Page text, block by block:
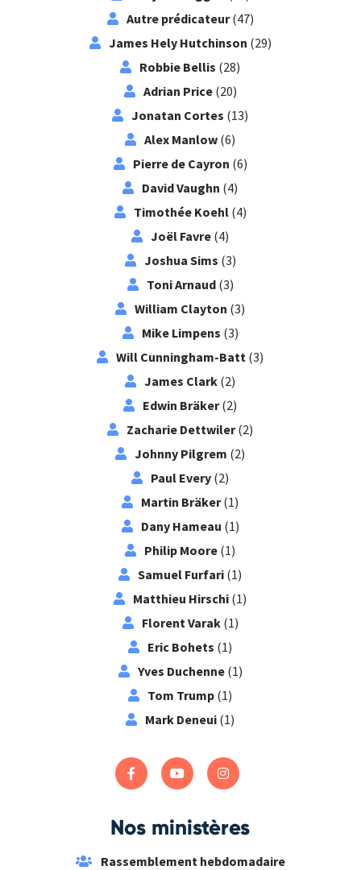
Autre prédicateur(47)
James Hely Hutchinson (29)
Robbie Bellis (28)
Adrian Price(20)
Jonatan Cortes (13)
Alex Manlow (6)
Pierre de Cayron (6)
David Vaughn (4)
Timothée Koehl(4)
Joël Favre (4)
Joshua Sims (3)
Toni Arnaud(3)
William Clayton (3)
Mike Limpens (3)
Will Cunningham-Batt (3)
James Clark (2)
Edwin Bräker(2)
Zacharie Dettwiler(2)
Johnny Pilgrem (2)
Paul Every (2)
Martin Bräker(1)
Dany Hameau (1)
Philip Moore (1)
Samuel Furfari (1)
Matthieu Hirschi (1)
Florent Varak(1)
Eric Bohets (1)
Yves Duchenne(1)
Tom Trump (1)
Mark Deneui (1)
Nos ministères
Rassemblement hebdomadaire